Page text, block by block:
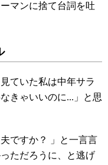
マンに捨て台詞を吐
ていた私は中年サラ
きゃいいのに...」と思
ですか？ 」と一言言
ただろうに、と逃げ